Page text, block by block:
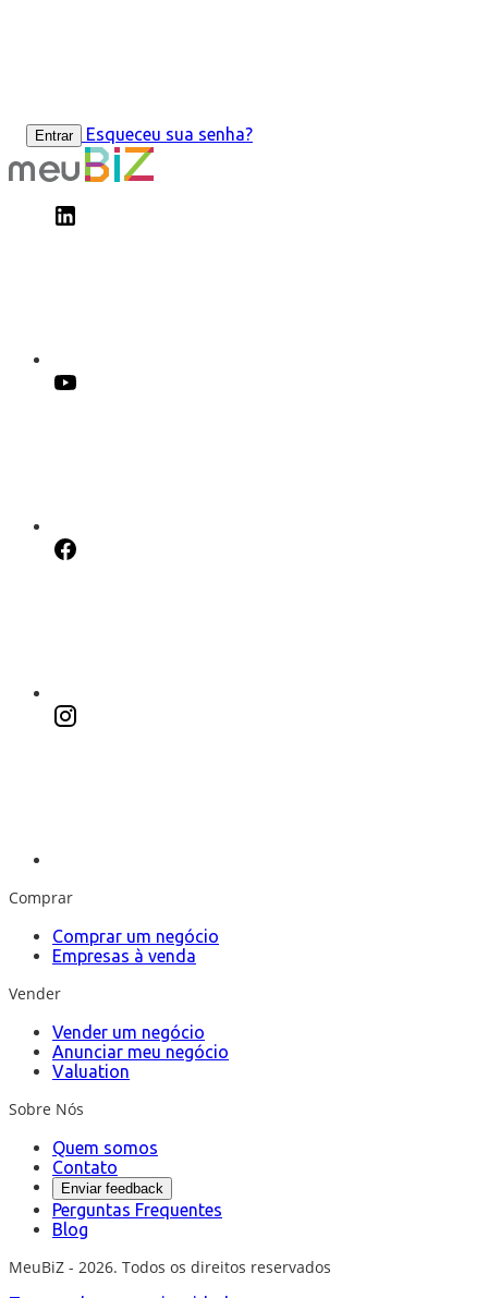
Entrar Esqueceu sua senha?
Comprar
Comprar um negócio
Empresas à venda
Vender
Vender um negócio
Anunciar meu negócio
Valuation
Sobre Nós
Quem somos
Contato
Enviar feedback
Perguntas Frequentes
Blog
MeuBiZ - 2026. Todos os direitos reservados